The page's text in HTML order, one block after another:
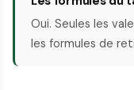
Oui. Seules les
les formules de